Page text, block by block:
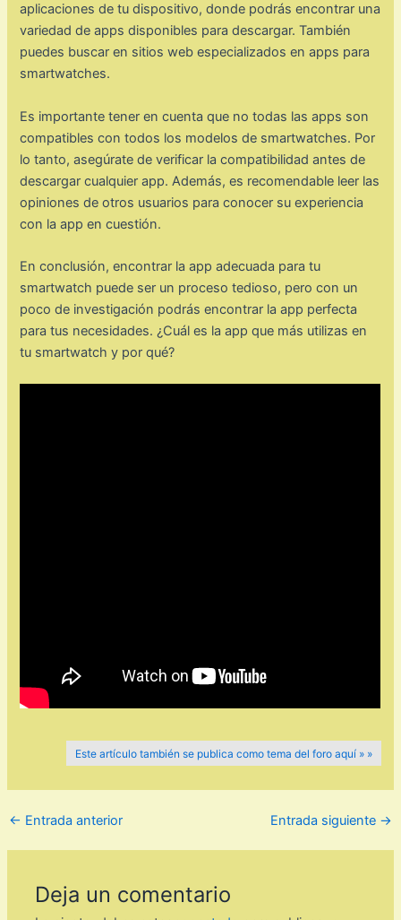
aplicaciones de tu dispositivo, donde podrás encontrar una
variedad de apps disponibles para descargar. También
puedes buscar en sitios web especializados en apps para
smartwatches.
Es importante tener en cuenta que no todas las apps son
compatibles con todos los modelos de smartwatches. Por
lo tanto, asegúrate de verificar la compatibilidad antes de
descargar cualquier app. Además, es recomendable leer las
opiniones de otros usuarios para conocer su experiencia
con la app en cuestión.
En conclusión, encontrar la app adecuada para tu
smartwatch puede ser un proceso tedioso, pero con un
poco de investigación podrás encontrar la app perfecta
para tus necesidades. ¿Cuál es la app que más utilizas en
tu smartwatch y por qué?
Este artículo también se publica como tema del foro aquí » »
← Entrada anterior Entrada siguiente →
Deja un comentario